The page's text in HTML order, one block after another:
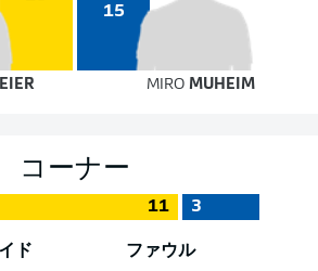
15
MIROMUHEIM
コーナー
11 3
ド ファウル